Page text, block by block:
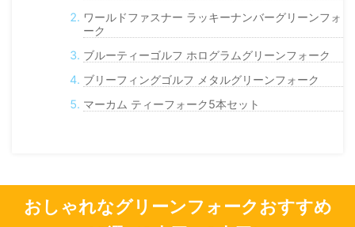
ワールドファスナー ラッキーナンバーグリーンフォ
ーク
ブルーティーゴルフ ホログラムグリーンフォーク
ブリーフィングゴルフ メタルグリーンフォーク
マーカム ティーフォーク5本セット
おしゃれなグリーンフォークおすすめ